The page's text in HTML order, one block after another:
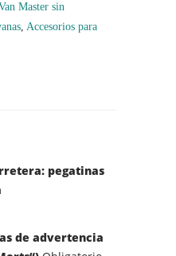
Master sin
, Accesorios para
pegatinas
de advertencia